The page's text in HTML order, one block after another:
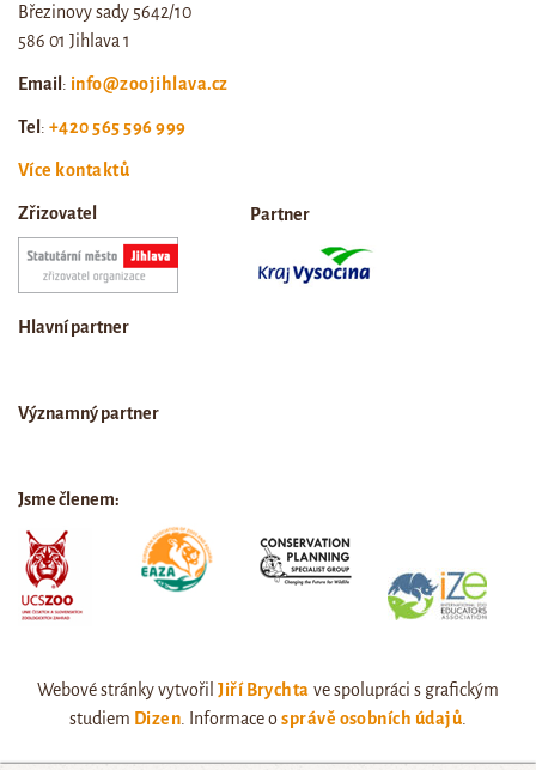
Březinovy sady 5642/10
586 01 Jihlava 1
Email: info@zoojihlava.cz
Tel: +420 565 596 999
Více kontaktů
Zřizovatel Partner
Hlavní partner
Významný partner
Jsme členem:
Webové stránky vytvořilJiří Brychta ve spolupráci s grafickým
studiem Dizen . Informace osprávě osobních údajů